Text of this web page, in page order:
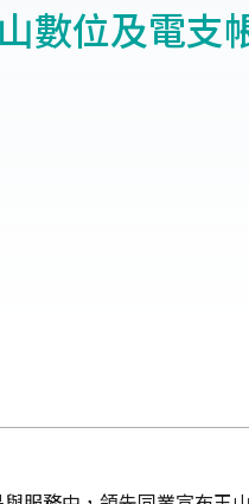
數位及電支